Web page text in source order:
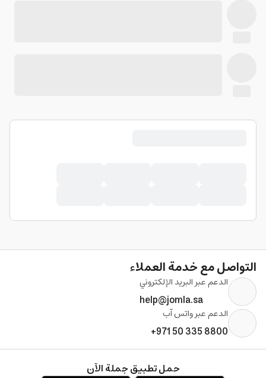
التواصل مع خدمة العملاء
الدعم عبر البريد الإلكتروني
help@jomla.sa
الدعم عبر واتس آب
+971 50 335 8800
حمل تطبيق جملة الآن